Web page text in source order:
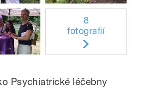
8
fotografií
Psychiatrické léčebny